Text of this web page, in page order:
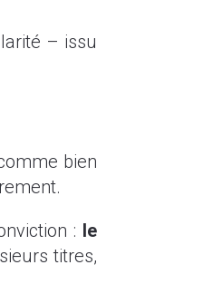
– issu
bien
: le
titres,